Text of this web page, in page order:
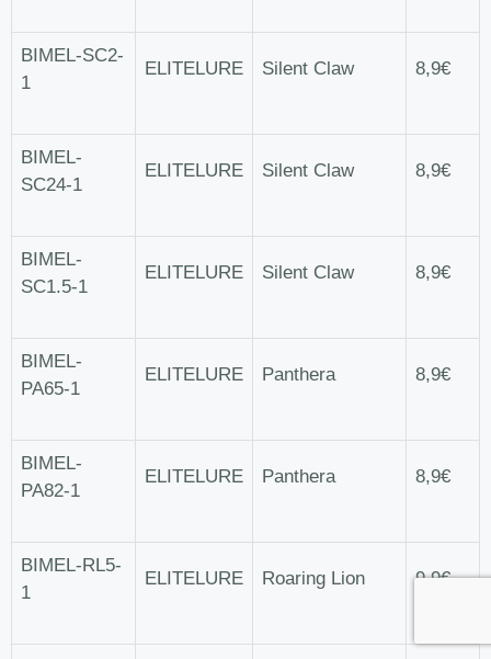
BIMEL-SC2-
1
ELITELURE Silent Claw 8,9€
BIMEL-
SC24-1
ELITELURE Silent Claw 8,9€
BIMEL-
SC1.5-1
ELITELURE Silent Claw 8,9€
BIMEL-
PA65-1
ELITELURE Panthera 8,9€
BIMEL-
PA82-1
ELITELURE Panthera 8,9€
BIMEL-RL5-
1
ELITELURE Roaring Lion 9,9€